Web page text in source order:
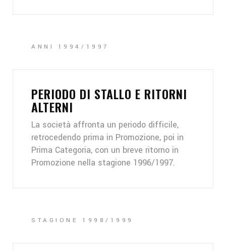
PERIODO DI STALLO E RITORNI
ALTERNI
La società affronta un periodo difficile,
retrocedendo prima in Promozione, poi in
Prima Categoria, con un breve ritorno in
Promozione nella stagione 1996/1997.
ANNI 1994/1997
STAGIONE 1998/1999